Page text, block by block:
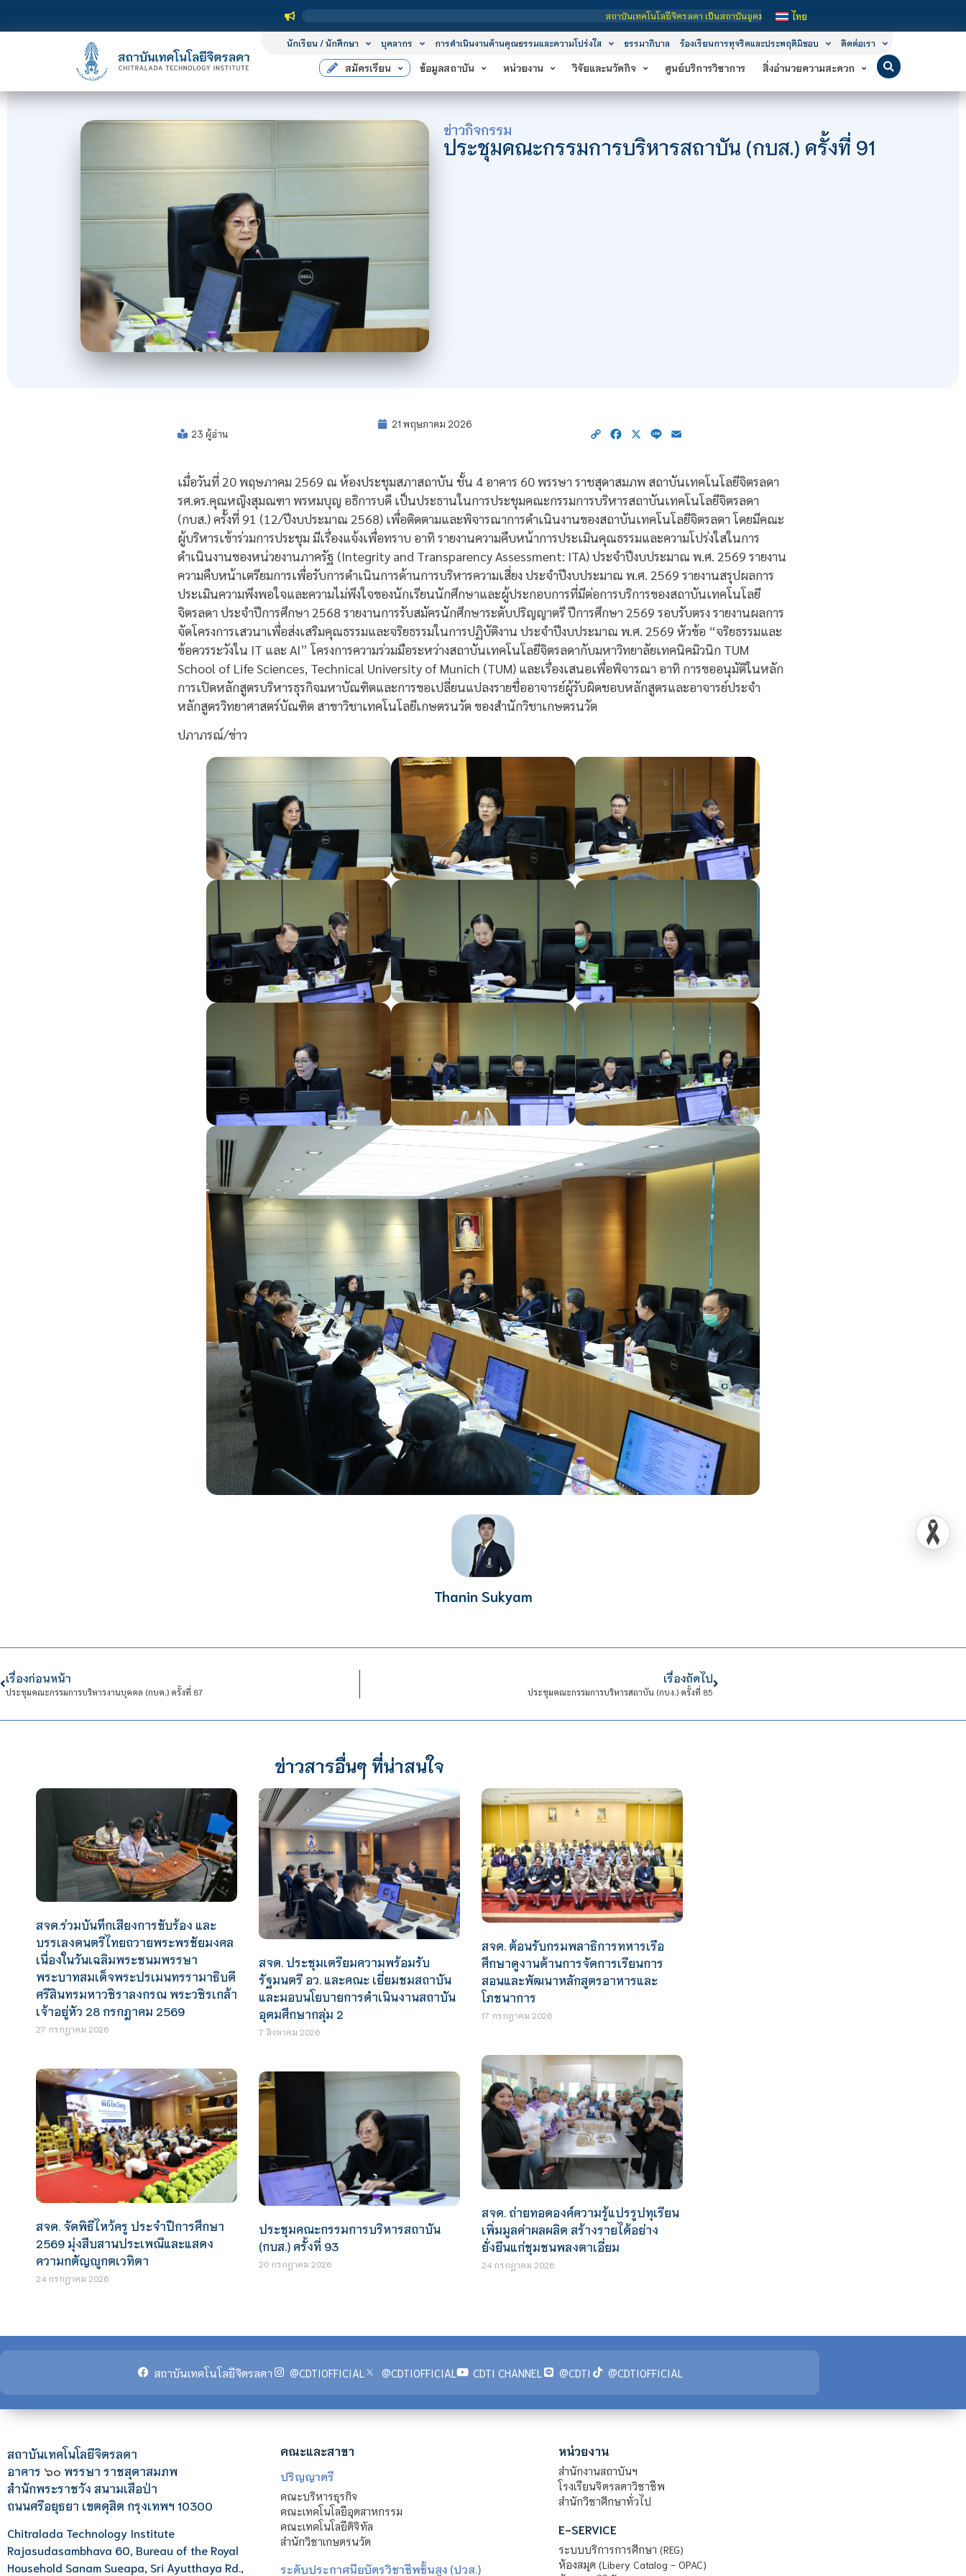
สถาบันเทคโนโลยีจิตรลดา เป็นสถาบันอุดมศึกษาในกำกับของรัฐ เปิดหลักสูตรการเรียนการสอน 3 ระดับ คือ ระดับประก
ไทย
นักเรียน / นักศึกษา บุคลากร การดำเนินงานด้านคุณธรรมและความโปร่งใส ธรรมาภิบาล ร้องเรียนการทุจริตและประพฤติมิชอบ ติดต่อเรา
สมัครเรียน ข้อมูลสถาบัน หน่วยงาน วิจัยและนวัตกิจ ศูนย์บริการวิชาการ สิ่งอำนวยความสะดวก
ข่าวกิจกรรม
ประชุมคณะกรรมการบริหารสถาบัน (กบส.) ครั้งที่ 91
23 ผู้อ่าน
21 พฤษภาคม 2026
Copy Facebook
X Line
เมื่อวันที่ 20 พฤษภาคม 2569 ณ ห้องประชุมสภาสถาบัน ชั้น 4 อาคาร 60 พรรษา ราชสุดาสมภพ สถาบันเทคโนโลยีจิตรลดา
รศ.ดร.คุณหญิงสุมณฑา พรหมบุญ อธิการบดี เป็นประธานในการประชุมคณะกรรมการบริหารสถาบันเทคโนโลยีจิตรลดา
(กบส.) ครั้งที่ 91 (12/ปีงบประมาณ 2568) เพื่อติดตามและพิจารณาการดำเนินงานของสถาบันเทคโนโลยีจิตรลดา โดยมีคณะ
ผู้บริหารเข้าร่วมการประชุม มีเรื่องแจ้งเพื่อทราบ อาทิ รายงานความคืบหน้าการประเมินคุณธรรมและความโปร่งใสในการ
ดำเนินงานของหน่วยงานภาครัฐ (Integrity and Transparency Assessment: ITA) ประจำปีงบประมาณ พ.ศ. 2569 รายงาน
ความคืบหน้าเตรียมการเพื่อรับการดำเนินการด้านการบริหารความเสี่ยง ประจำปีงบประมาณ พ.ศ. 2569 รายงานสรุปผลการ
ประเมินความพึงพอใจและความไม่พึงใจของนักเรียนนักศึกษาและผู้ประกอบการที่มีต่อการบริการของสถาบันเทคโนโลยี
จิตรลดา ประจำปีการศึกษา 2568 รายงานการรับสมัครนักศึกษาระดับปริญญาตรี ปีการศึกษา 2569 รอบรับตรง รายงานผลการ
จัดโครงการเสวนาเพื่อส่งเสริมคุณธรรมและจริยธรรมในการปฏิบัติงาน ประจำปีงบประมาณ พ.ศ. 2569 หัวข้อ “จริยธรรมและ
ข้อควรระวังใน IT และ AI” โครงการความร่วมมือระหว่างสถาบันเทคโนโลยีจิตรลดากับมหาวิทยาลัยเทคนิคมิวนิก TUM
School of Life Sciences, Technical University of Munich (TUM) และเรื่องเสนอเพื่อพิจารณา อาทิ การขออนุมัติในหลัก
การเปิดหลักสูตรบริหารธุรกิจมหาบัณฑิตและการขอเปลี่ยนแปลงรายชื่ออาจารย์ผู้รับผิดชอบหลักสูตรและอาจารย์ประจำ
หลักสูตรวิทยาศาสตร์บัณฑิต สาขาวิชาเทคโนโลยีเกษตรนวัต ของสำนักวิชาเกษตรนวัต
ปภาภรณ์/ข่าว
Thanin Sukyam
เรื่องก่อนหน้า
ประชุมคณะกรรมการบริหารงานบุคคล (กบค.) ครั้งที่ 87
เรื่องถัดไป
ประชุมคณะกรรมการบริหารสถาบัน (กบง.) ครั้งที่ 85
ข่าวสารอื่นๆ ที่น่าสนใจ
สจด.ร่วมบันทึกเสียงการขับร้อง และ
บรรเลงดนตรีไทยถวายพระพรชัยมงคล
เนื่องในวันเฉลิมพระชนมพรรษา
พระบาทสมเด็จพระปรเมนทรรามาธิบดี
ศรีสินทรมหาวชิราลงกรณ พระวชิรเกล้า
เจ้าอยู่หัว 28 กรกฎาคม 2569
27 กรกฎาคม 2026
สจด. ประชุมเตรียมความพร้อมรับ
รัฐมนตรี อว. และคณะ เยี่ยมชมสถาบัน
และมอบนโยบายการดำเนินงานสถาบัน
อุดมศึกษากลุ่ม 2
7 สิงหาคม 2026
สจด. ต้อนรับกรมพลาธิการทหารเรือ
ศึกษาดูงานด้านการจัดการเรียนการ
สอนและพัฒนาหลักสูตรอาหารและ
โภชนาการ
17 กรกฎาคม 2026
สจด. จัดพิธีไหว้ครู ประจำปีการศึกษา
2569 มุ่งสืบสานประเพณีและแสดง
ความกตัญญูกตเวทิตา
24 กรกฎาคม 2026
ประชุมคณะกรรมการบริหารสถาบัน
(กบส.) ครั้งที่ 93
20 กรกฎาคม 2026
สจด. ถ่ายทอดองค์ความรู้แปรรูปทุเรียน
เพิ่มมูลค่าผลผลิต สร้างรายได้อย่าง
ยั่งยืนแก่ชุมชนพลงตาเอี่ยม
24 กรกฎาคม 2026
สถาบันเทคโนโลยีจิตรลดา @CDTIOFFICIAL @CDTIOFFICIAL CDTI CHANNEL @CDTI @CDTIOFFICIAL
สถาบันเทคโนโลยีจิตรลดา
อาคาร ๖๐ พรรษา ราชสุดาสมภพ
สำนักพระราชวัง สนามเสือป่า
ถนนศรีอยุธยา เขตดุสิต กรุงเทพฯ 10300
Chitralada Technology Institute
Rajasudasambhava 60, Bureau of the Royal
Household Sanam Sueapa, Sri Ayutthaya Rd.,
คณะและสาขา
ปริญญาตรี
คณะบริหารธุรกิจ
คณะเทคโนโลยีอุตสาหกรรม
คณะเทคโนโลยีดิจิทัล
สำนักวิชาเกษตรนวัต
ระดับประกาศนียบัตรวิชาชีพชั้นสูง (ปวส.)
หน่วยงาน
สำนักงานสถาบันฯ
โรงเรียนจิตรลดาวิชาชีพ
สำนักวิชาศึกษาทั่วไป
E-SERVICE
ระบบบริการการศึกษา (REG)
ห้องสมุด (Libery Catalog - OPAC)